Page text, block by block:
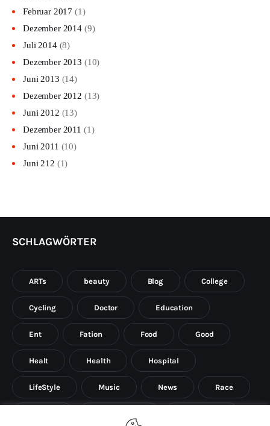
Februar 2017 (1)
Dezember 2014 (9)
Juli 2014(8)
Dezember 2013 (10)
Juni 2013 (14)
Dezember 2012 (13)
Juni 2012 (13)
Dezember 2011 (1)
Juni 2011 (10)
Juni 212 (1)
SCHLAGWÖRTER
ARTs beauty Blog College
Cycling Doctor Education
Ent Fation Food Good
Healt Health Hospital
LifeStyle Music News Race